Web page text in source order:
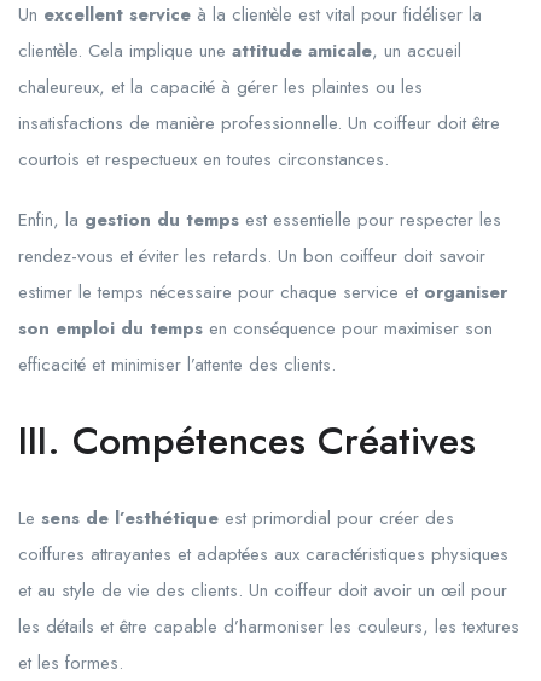
Un excellent service à la clientèle est vital pour fidéliser la
clientèle. Cela implique une attitude amicale, un accueil
chaleureux, et la capacité à gérer les plaintes ou les
insatisfactions de manière professionnelle. Un coiffeur doit être
courtois et respectueux en toutes circonstances.
Enfin, la gestion du temps est essentielle pour respecter les
rendez-vous et éviter les retards. Un bon coiffeur doit savoir
estimer le temps nécessaire pour chaque service et organiser
son emploi du temps en conséquence pour maximiser son
efficacité et minimiser l’attente des clients.
III. Compétences Créatives
Le sens de l’esthétique est primordial pour créer des
coiffures attrayantes et adaptées aux caractéristiques physiques
et au style de vie des clients. Un coiffeur doit avoir un œil pour
les détails et être capable d’harmoniser les couleurs, les textures
et les formes.